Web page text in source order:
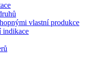
vlastní produkce
indikace